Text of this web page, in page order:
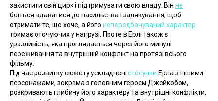
захистити свій цирк і підтримувати свою владу. Він не
боїться вдаватися до насильства і залякування, щоб
отримати те, що хоче, а його непередбачуваний характер
тримає оточуючих у напрузі. Проте в Ерлі також є
уразливість, яка проглядається через його минулі
переживання та внутрішній конфлікт на протязі всього
фільму.
Під час розвитку сюжету ускладнені стосунки Ерла з іншими
персонажами, зокрема з головним героєм Джейкобом,
розкривають глибину його характеру та внутрішні конфлікти,